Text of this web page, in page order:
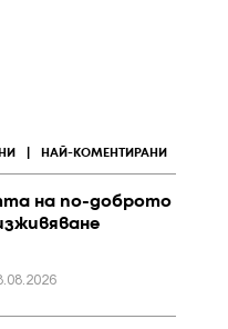
НАЙ-КОМЕНТИРАНИ
на по-доброто